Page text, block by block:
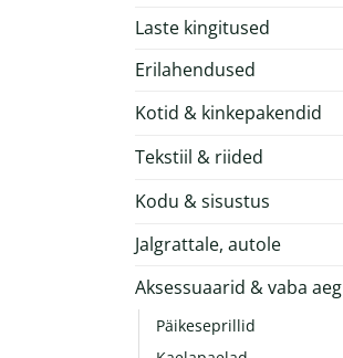
Laste kingitused
Erilahendused
Kotid & kinkepakendid
Tekstiil & riided
Kodu & sisustus
Jalgrattale, autole
Aksessuaarid & vaba aeg
Päikeseprillid